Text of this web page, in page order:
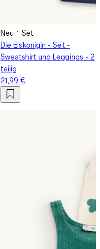
Neu
Set
Die Eiskönigin - Set -
Sweatshirt und Leggings - 2
teilig
21,99 €